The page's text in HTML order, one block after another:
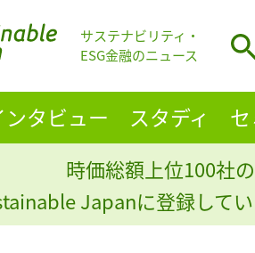
サステナビリティ・
ESG金融のニュース
ンタビュー スタディ
時価総額上位100社
Japanに登録して